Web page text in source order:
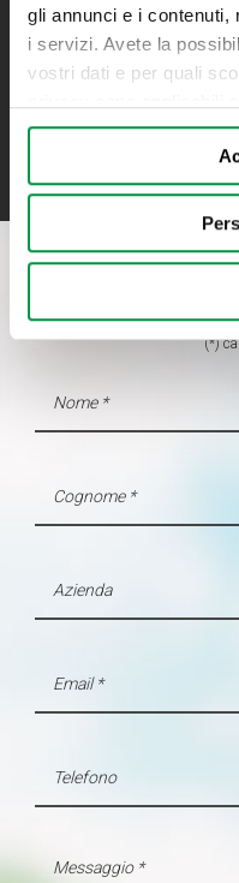
gli annunci e i contenuti,
i servizi. Avete la
vostri dati e per quali
in cui avete effettuato le
modificare o revocare il
momento dalla
sull'icona di attivazione
geografica, con
Identificare il tuo
Approfondisci come
analizzare il nostro
informazioni sul modo
pubblicità e social
con altre informazioni
Iscriviti
Resta aggiornato
RICHIEDI
(*)